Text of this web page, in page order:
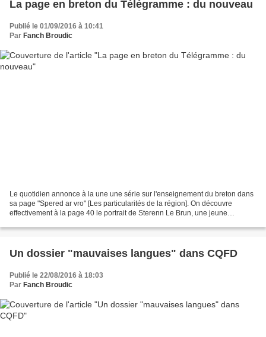
La page en breton du Télégramme : du nouveau
Publié le 01/09/2016 à 10:41
Par Fanch Broudic
Le quotidien annonce à la une une série sur l'enseignement du breton dans
sa page "Spered ar vro" [Les particularités de la région]. On découvre
effectivement à la page 40 le portrait de Sterenn Le Brun, une jeune
Un dossier "mauvaises langues" dans CQFD
Publié le 22/08/2016 à 18:03
Par Fanch Broudic